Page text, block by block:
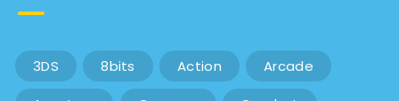
3DS 8bits Action Arcade